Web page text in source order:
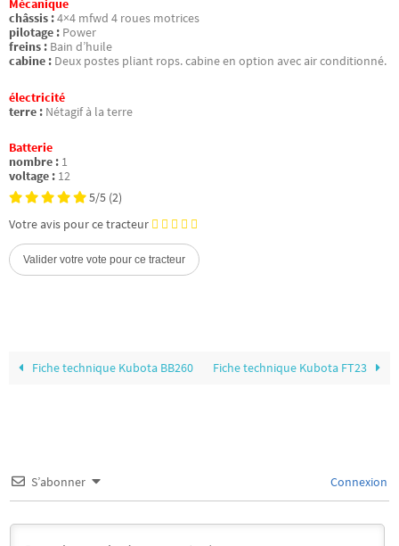
Mécanique
châssis :4×4 mfwd 4 roues motrices
pilotage : Power
freins : Bain d’huile
cabine : Deux postes pliant rops. cabine en option avec air conditionné.
électricité
terre : Nétagif à la terre
Batterie
nombre : 1
voltage : 12
5/5 (2)
Votre avis pour ce tracteur
Fiche technique Kubota BB260 Fiche technique Kubota FT23
S’abonner Connexion